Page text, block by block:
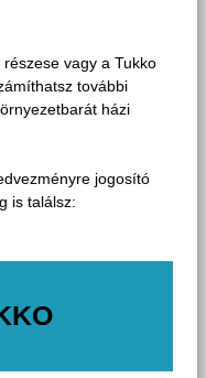
vagy a Tukko
további
házi
jogosító
is találsz: